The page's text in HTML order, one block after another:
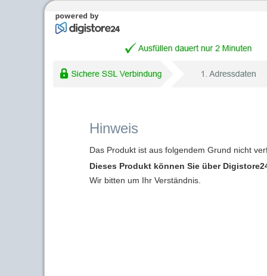
Hinweis
Das Produkt ist aus folgendem Grund nicht
Dieses Produkt können Sie über
Wir bitten um Ihr Verständnis.